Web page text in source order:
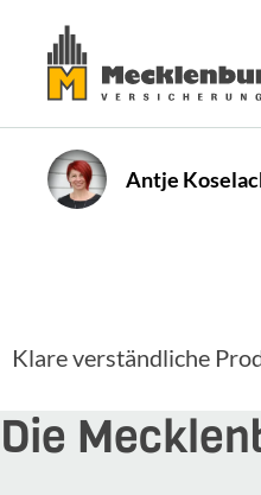
Antje
Klare verständliche
Die